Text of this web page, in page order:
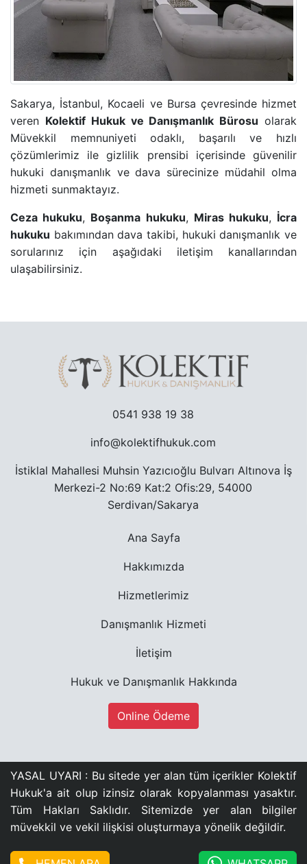
KONUT DOKUNULMAZLIĞININ IHLALI SUÇU
KOVUŞTURMAYA YER OLMADIĞINA DAIR KARAR
ÖZEL HAYATIN GIZLILIĞI SUÇU
CINSEL TACIZ SUÇU
TASARRUFUN IPTALI DAVASI
YÜRÜTMENIN DURDURULMASI KARARI
HÜKMÜN AÇIKLANMASININ GERI BIRAKILMASI
TAŞINMAZ ALMAK SURETIYLE TÜRK
YARGILANMANIN YENILENMESI DAVASI
Sakarya, İstanbul, Kocaeli ve Bursa çevresinde hizmet
veren Kolektif Hukuk ve Danışmanlık Bürosu olarak
Müvekkil memnuniyeti odaklı, başarılı ve hızlı
çözümlerimiz ile gizlilik prensibi içerisinde güvenilir
hukuki danışmanlık ve dava sürecinize müdahil olma
hizmeti sunmaktayız.
Ceza hukuku, Boşanma hukuku, Miras hukuku, İcra
hukuku bakımından dava takibi, hukuki danışmanlık ve
sorularınız için aşağıdaki iletişim kanallarından
ulaşabilirsiniz.
0541 938 19 38
info@kolektifhukuk.com
İstiklal Mahallesi Muhsin Yazıcıoğlu Bulvarı Altınova İş
Merkezi-2 No:69 Kat:2 Ofis:29, 54000
Serdivan/Sakarya
Ana Sayfa
Hakkımızda
Hizmetlerimiz
Danışmanlık Hizmeti
İletişim
Hukuk ve Danışmanlık Hakkında
Online Ödeme
YASAL UYARI : Bu sitede yer alan tüm içerikler Kolektif
Hukuk'a ait olup izinsiz olarak kopyalanması yasaktır.
Tüm Hakları Saklıdır. Sitemizde yer alan bilgiler
müvekkil ve vekil ilişkisi oluşturmaya yönelik değildir.